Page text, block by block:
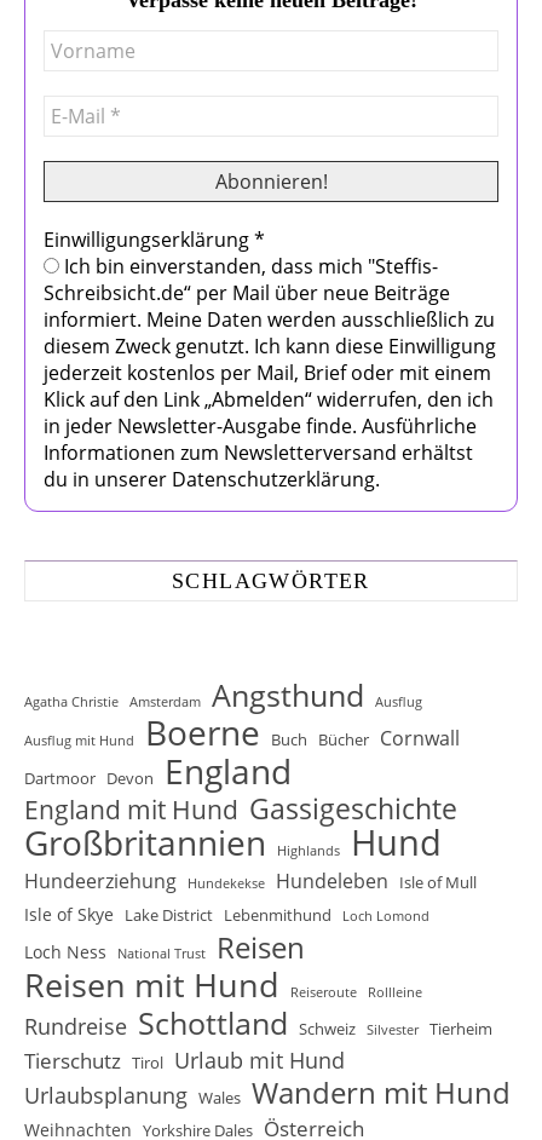
Einwilligungserklärung*
Ich bin einverstanden, dass mich "Steffis-
Schreibsicht.de“ per Mail über neue Beiträge
informiert. Meine Daten werden ausschließlich zu
diesem Zweck genutzt. Ich kann diese Einwilligung
jederzeit kostenlos per Mail, Brief oder mit einem
Klick auf den Link „Abmelden“ widerrufen, den ich
in jeder Newsletter-Ausgabe finde. Ausführliche
Informationen zum Newsletterversand erhältst
du in unserer Datenschutzerklärung.
SCHLAGWÖRTER
Agatha Christie Amsterdam Angsthund Ausflug
Ausflug mit Hund Boerne Buch Bücher Cornwall
Dartmoor Devon England
England mit Hund Gassigeschichte
Großbritannien Highlands Hund
Hundeerziehung Hundekekse Hundeleben Isle of Mull
Isle of Skye Lake District Lebenmithund Loch Lomond
Loch Ness National Trust Reisen
Reisen mit Hund Reiseroute Rollleine
Rundreise Schottland Schweiz Silvester Tierheim
Tierschutz Tirol Urlaub mit Hund
Urlaubsplanung Wales Wandern mit Hund
Weihnachten Yorkshire Dales Österreich